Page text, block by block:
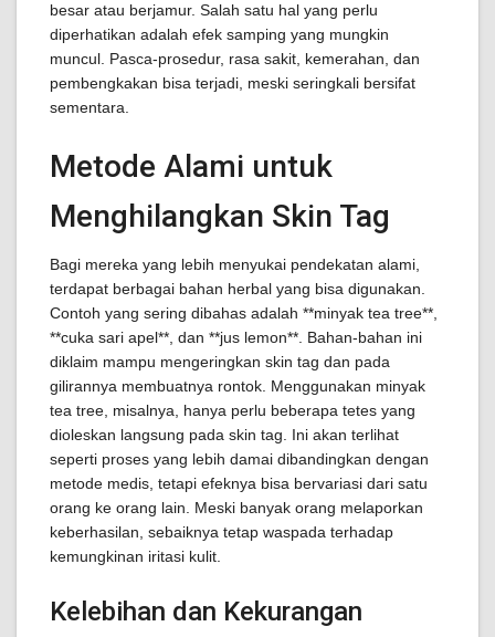
besar atau berjamur. Salah satu hal yang perlu
diperhatikan adalah efek samping yang mungkin
muncul. Pasca-prosedur, rasa sakit, kemerahan, dan
pembengkakan bisa terjadi, meski seringkali bersifat
sementara.
Metode Alami untuk
Menghilangkan Skin Tag
Bagi mereka yang lebih menyukai pendekatan alami,
terdapat berbagai bahan herbal yang bisa digunakan.
Contoh yang sering dibahas adalah **minyak tea tree**,
**cuka sari apel**, dan **jus lemon**. Bahan-bahan ini
diklaim mampu mengeringkan skin tag dan pada
gilirannya membuatnya rontok. Menggunakan minyak
tea tree, misalnya, hanya perlu beberapa tetes yang
dioleskan langsung pada skin tag. Ini akan terlihat
seperti proses yang lebih damai dibandingkan dengan
metode medis, tetapi efeknya bisa bervariasi dari satu
orang ke orang lain. Meski banyak orang melaporkan
keberhasilan, sebaiknya tetap waspada terhadap
kemungkinan iritasi kulit.
Kelebihan dan Kekurangan